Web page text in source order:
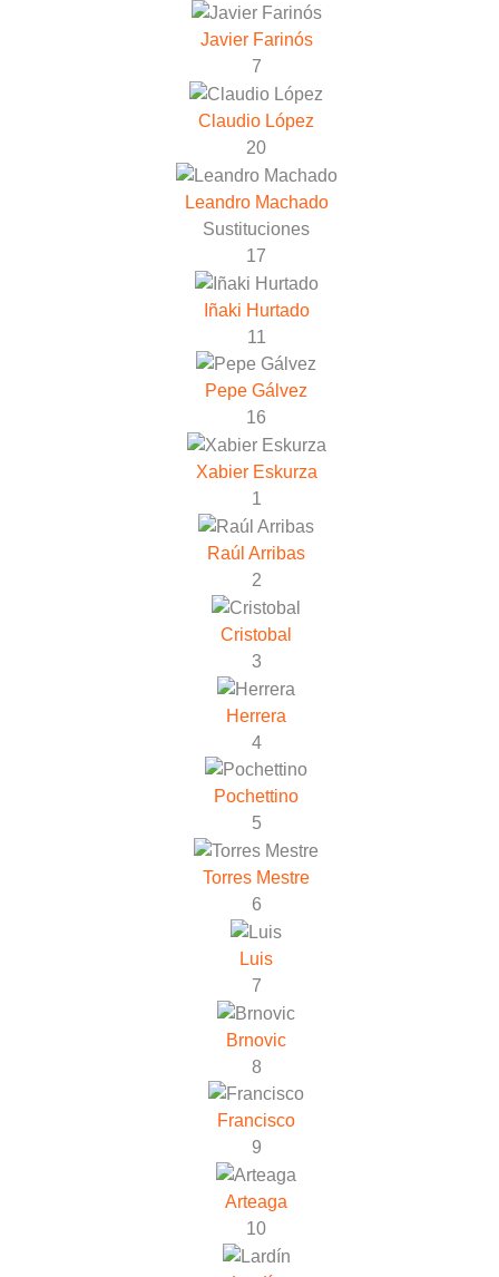
Javier Farinós
7
Claudio López
20
Leandro Machado
Sustituciones
17
Iñaki Hurtado
11
Pepe Gálvez
16
Xabier Eskurza
1
Raúl Arribas
2
Cristobal
3
Herrera
4
Pochettino
5
Torres Mestre
6
Luis
7
Brnovic
8
Francisco
9
Arteaga
10